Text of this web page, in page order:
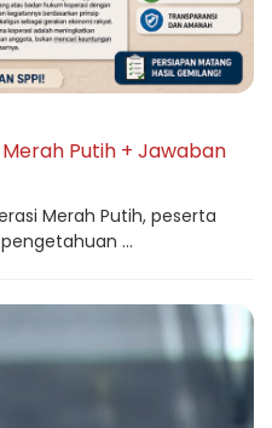
Putih + Jawaban
Merah Putih, peserta
...